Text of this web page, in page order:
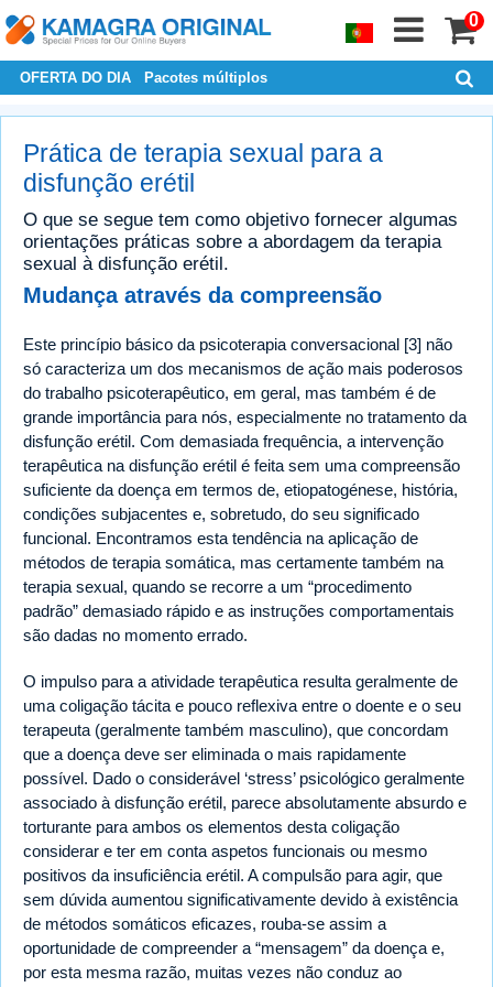
0
OFERTA DO DIA Pacotes múltiplos
Prática de terapia sexual para a
disfunção erétil
O que se segue tem como objetivo fornecer algumas
orientações práticas sobre a abordagem da terapia
sexual à disfunção erétil.
Mudança através da compreensão
Este princípio básico da psicoterapia conversacional [3] não
só caracteriza um dos mecanismos de ação mais poderosos
do trabalho psicoterapêutico, em geral, mas também é de
grande importância para nós, especialmente no tratamento da
disfunção erétil. Com demasiada frequência, a intervenção
terapêutica na disfunção erétil é feita sem uma compreensão
suficiente da doença em termos de, etiopatogénese, história,
condições subjacentes e, sobretudo, do seu significado
funcional. Encontramos esta tendência na aplicação de
métodos de terapia somática, mas certamente também na
terapia sexual, quando se recorre a um “procedimento
padrão” demasiado rápido e as instruções comportamentais
são dadas no momento errado.
O impulso para a atividade terapêutica resulta geralmente de
uma coligação tácita e pouco reflexiva entre o doente e o seu
terapeuta (geralmente também masculino), que concordam
que a doença deve ser eliminada o mais rapidamente
possível. Dado o considerável ‘stress’ psicológico geralmente
associado à disfunção erétil, parece absolutamente absurdo e
torturante para ambos os elementos desta coligação
considerar e ter em conta aspetos funcionais ou mesmo
positivos da insuficiência erétil. A compulsão para agir, que
sem dúvida aumentou significativamente devido à existência
de métodos somáticos eficazes, rouba-se assim a
oportunidade de compreender a “mensagem” da doença e,
por esta mesma razão, muitas vezes não conduz ao